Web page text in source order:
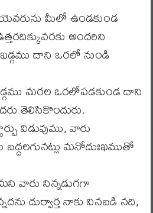
మీలో ఉండకుండ
అందరిని
దాని ఒరలో నుండి
మరల ఒరలోపడకుండ దాని
తెలిసికొందురు.
విడువుము, వారు
మనోదుఃఖముతో
వారు నిన్నడుగగా
దుర్వార్త నాకు వినబడి నది,